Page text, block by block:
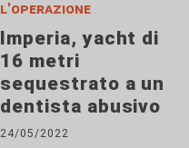
l'operazione
Imperia, yacht di
16 metri
sequestrato a un
dentista abusivo
24/05/2022